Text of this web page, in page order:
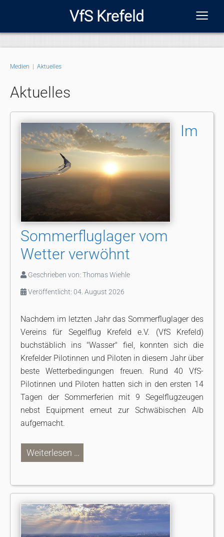
VfS Krefeld ≡
Medien Aktuelles
Aktuelles
Im
Sommerfluglager vom
Wetter verwöhnt
Geschrieben von: Thomas Wiehle
Veröffentlicht: 04. August 2026
Nachdem im letzten Jahr das Sommerfluglager des
Vereins für Segelflug Krefeld e.V. (VfS Krefeld)
buchstäblich ins "Wasser" fiel, konnten sich die
Krefelder Pilotinnen und Piloten in diesem Jahr über
beste Wetterbedingungen freuen. Rund 40 VfS-
Pilotinnen und Piloten hatten sich in den ersten 14
Tagen der Sommerferien mit 9 Segelflugzeugen
nebst Equipment erneut zur Schwäbischen Alb
aufgemacht.
Weiterlesen …